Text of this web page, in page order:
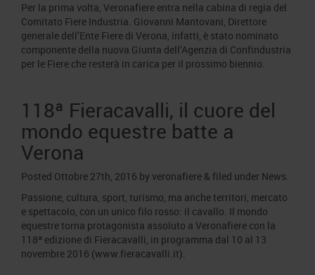
Per la prima volta, Veronafiere entra nella cabina di regia del
Comitato Fiere Industria. Giovanni Mantovani, Direttore
generale dell’Ente Fiere di Verona, infatti, è stato nominato
componente della nuova Giunta dell’Agenzia di Confindustria
per le Fiere che resterà in carica per il prossimo biennio.
118ª Fieracavalli, il cuore del
mondo equestre batte a
Verona
Posted Ottobre 27th, 2016 by veronafiere & filed under News.
Passione, cultura, sport, turismo, ma anche territori, mercato
e spettacolo, con un unico filo rosso: il cavallo. Il mondo
equestre torna protagonista assoluto a Veronafiere con la
118ª edizione di Fieracavalli, in programma dal 10 al 13
novembre 2016 (www.fieracavalli.it).